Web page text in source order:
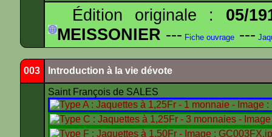
Édition originale : 05/
MEISSONIER --- Fiche ouvrage ---
003 Introduction à la vie dévote
Saint François de SALES